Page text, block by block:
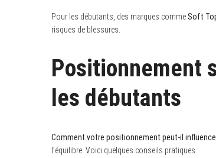
Pour les débutants, des marques commeSoft
risques de blessures.
Positionnement
les débutants
Comment votre positionnement peut-il
l’équilibre. Voici quelques conseils pratiques :
e